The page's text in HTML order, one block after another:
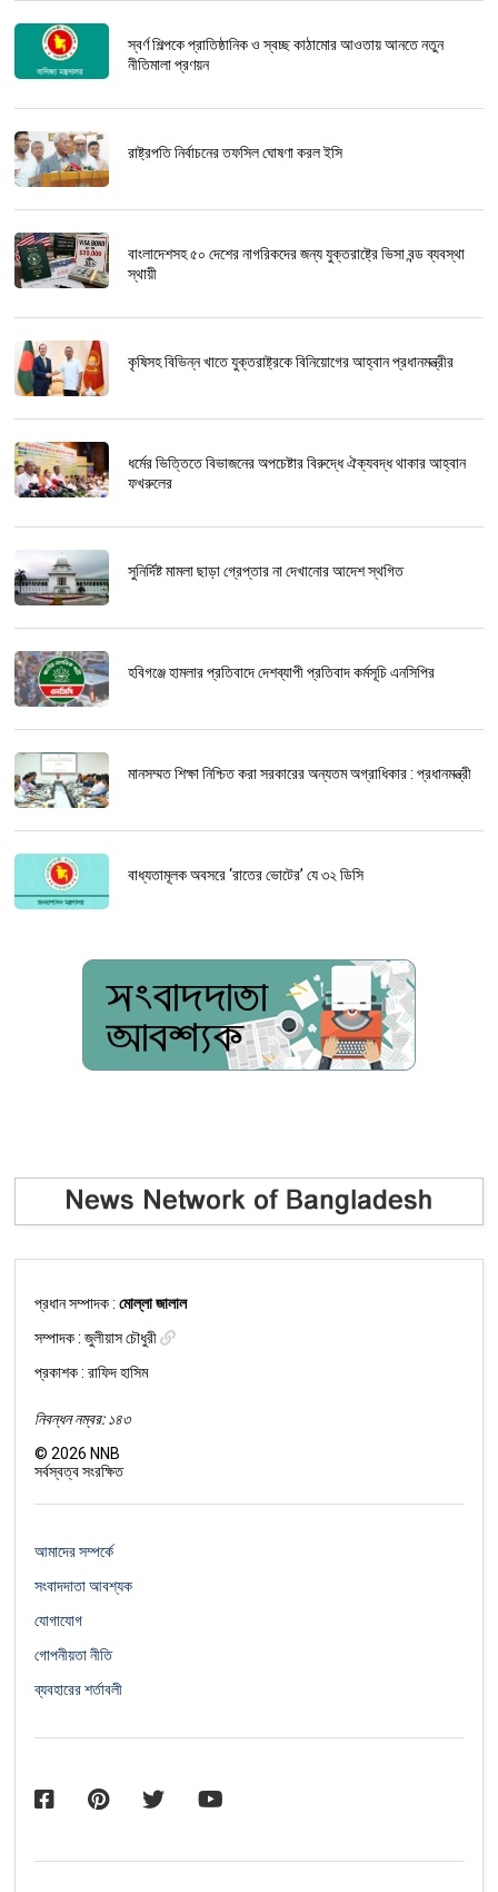
স্বর্ণ শিল্পকে প্রাতিষ্ঠানিক ও স্বচ্ছ কাঠামোর আওতায় আনতে নতুন
নীতিমালা প্রণয়ন
রাষ্ট্রপতি নির্বাচনের তফসিল ঘোষণা করল ইসি
বাংলাদেশসহ ৫০ দেশের নাগরিকদের জন্য যুক্তরাষ্ট্রে ভিসা বন্ড ব্যবস্থা
স্থায়ী
কৃষিসহ বিভিন্ন খাতে যুক্তরাষ্ট্রকে বিনিয়োগের আহ্বান প্রধানমন্ত্রীর
ধর্মের ভিত্তিতে বিভাজনের অপচেষ্টার বিরুদ্ধে ঐক্যবদ্ধ থাকার আহ্বান
ফখরুলের
সুনির্দিষ্ট মামলা ছাড়া গ্রেপ্তার না দেখানোর আদেশ স্থগিত
হবিগঞ্জে হামলার প্রতিবাদে দেশব্যাপী প্রতিবাদ কর্মসূচি এনসিপির
মানসম্মত শিক্ষা নিশ্চিত করা সরকারের অন্যতম অগ্রাধিকার : প্রধানমন্ত্রী
বাধ্যতামূলক অবসরে ‘রাতের ভোটের’ যে ৩২ ডিসি
প্রধান সম্পাদক :মোল্লা জালাল
সম্পাদক :জুলীয়াস চৌধুরী
প্রকাশক : রাফিদ হাসিম
নিবন্ধন নম্বর: ১৪৩
©2026 NNB
সর্বস্বত্ব সংরক্ষিত
আমাদের সম্পর্কে
সংবাদদাতা আবশ্যক
যোগাযোগ
গোপনীয়তা নীতি
ব্যবহারের শর্তাবলী